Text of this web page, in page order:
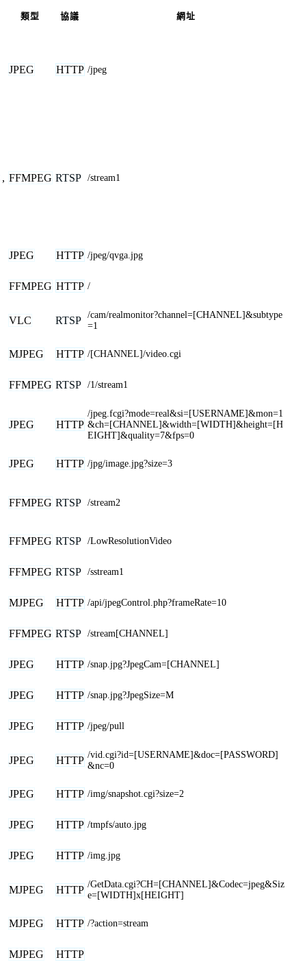
類型 協議 網址
JPEG HTTP /jpeg
, FFMPEG RTSP /stream1
JPEG HTTP /jpeg/qvga.jpg
FFMPEG HTTP /
VLC RTSP /cam/realmonitor?channel=[CHANNEL]&subtype
=1
MJPEG HTTP /[CHANNEL]/video.cgi
FFMPEG RTSP /1/stream1
JPEG HTTP
/jpeg.fcgi?mode=real&si=[USERNAME]&mon=1
&ch=[CHANNEL]&width=[WIDTH]&height=[H
EIGHT]&quality=7&fps=0
JPEG HTTP /jpg/image.jpg?size=3
FFMPEG RTSP /stream2
FFMPEG RTSP /LowResolutionVideo
FFMPEG RTSP /sstream1
MJPEG HTTP /api/jpegControl.php?frameRate=10
FFMPEG RTSP /stream[CHANNEL]
JPEG HTTP /snap.jpg?JpegCam=[CHANNEL]
JPEG HTTP /snap.jpg?JpegSize=M
JPEG HTTP /jpeg/pull
JPEG HTTP /vid.cgi?id=[USERNAME]&doc=[PASSWORD]
&nc=0
JPEG HTTP /img/snapshot.cgi?size=2
JPEG HTTP /tmpfs/auto.jpg
JPEG HTTP /img.jpg
MJPEG HTTP /GetData.cgi?CH=[CHANNEL]&Codec=jpeg&Siz
e=[WIDTH]x[HEIGHT]
MJPEG HTTP /?action=stream
MJPEG HTTP